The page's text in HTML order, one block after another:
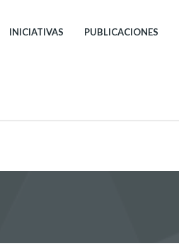
INICIATIVAS PUBLICACIONES